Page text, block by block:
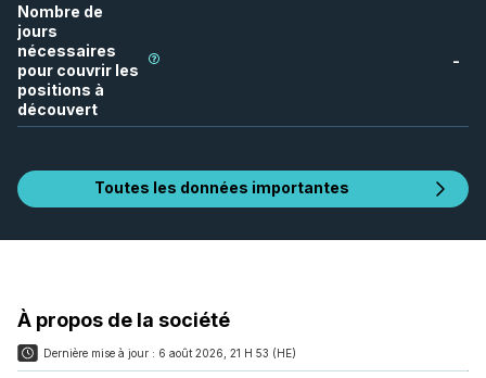
Nombre de
jours
nécessaires
pour couvrir les
positions à
découvert
-
Toutes les données importantes
À propos de la société
Dernière mise à jour : 6 août 2026, 21 H 53 (HE)